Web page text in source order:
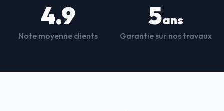
4.9
Note moyenne clients
5ans
Garantie sur nos travaux